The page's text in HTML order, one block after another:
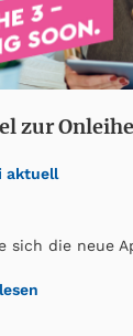
zur
aktuell
sich die neue